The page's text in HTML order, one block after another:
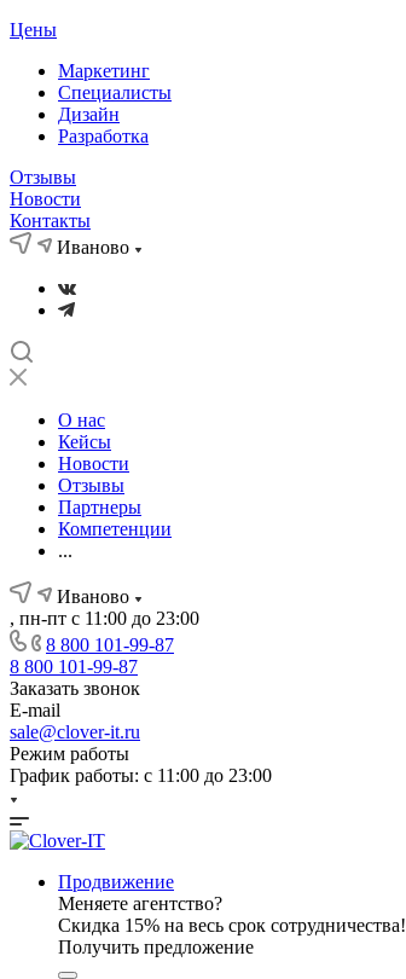
Цены
Маркетинг
Специалисты
Дизайн
Разработка
Отзывы
Новости
Контакты
Иваново
О нас
Кейсы
Новости
Отзывы
Партнеры
Компетенции
...
Иваново
, пн-пт с 11:00 до 23:00
8 800 101-99-87
8 800 101-99-87
Заказать звонок
E-mail
sale@clover-it.ru
Режим работы
График работы: с 11:00 до 23:00
Продвижение
Меняете агентство?
Скидка 15% на весь срок сотрудничества!
Получить предложение